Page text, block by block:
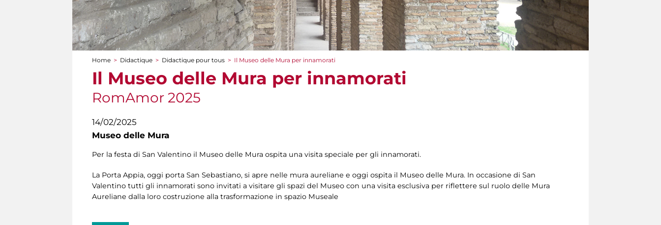
You are here
Home > Didactique > Didactique pour tous > Il Museo delle Mura per innamorati
Il Museo delle Mura per innamorati
RomAmor 2025
14/02/2025
Museo delle Mura
Per la festa di San Valentino il Museo delle Mura ospita una visita speciale per gli innamorati.
La Porta Appia, oggi porta San Sebastiano, si apre nelle mura aureliane e oggi ospita il Museo delle Mura. In occasione di San
Valentino tutti gli innamorati sono invitati a visitare gli spazi del Museo con una visita esclusiva per riflettere sul ruolo delle Mura
Aureliane dalla loro costruzione alla trasformazione in spazio Museale